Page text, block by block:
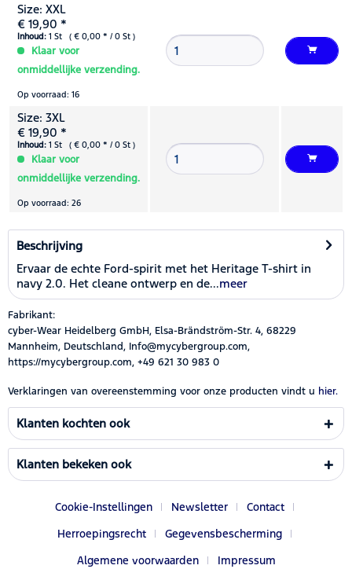
Size: XXL
€ 19,90 *
Inhoud: 1 St ( € 0,00 * / 0 St )
Klaar voor
onmiddellijke verzending.
Op voorraad: 16
Size: 3XL
€ 19,90 *
Inhoud: 1 St ( € 0,00 * / 0 St )
Klaar voor
onmiddellijke verzending.
Op voorraad: 26
Beschrijving
Ervaar de echte Ford-spirit met het Heritage T-shirt in
navy 2.0. Het cleane ontwerp en de...meer
Fabrikant:
cyber-Wear Heidelberg GmbH, Elsa-Brändström-Str. 4, 68229
Mannheim, Deutschland, Info@mycybergroup.com,
https://mycybergroup.com, +49 621 30 983 0
Verklaringen van overeenstemming voor onze producten vindt u hier.
Klanten kochten ook
Klanten bekeken ook
Cookie-Instellingen Newsletter
Contact
Herroepingsrecht
Gegevensbescherming
Algemene voorwaarden
Impressum